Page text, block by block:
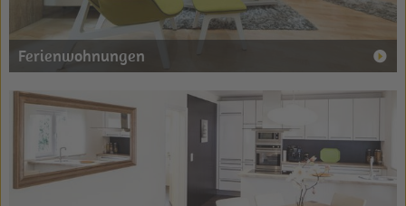
Ferienwohnungen